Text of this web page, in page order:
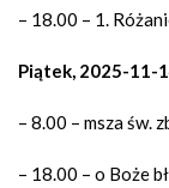
– 18.00 – 1.
Piątek, 2025-11-
– 8.00 – msza św.
– 18.00 – o Boże